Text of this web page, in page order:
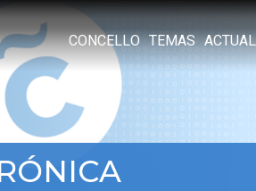
CONCELLO TEMAS